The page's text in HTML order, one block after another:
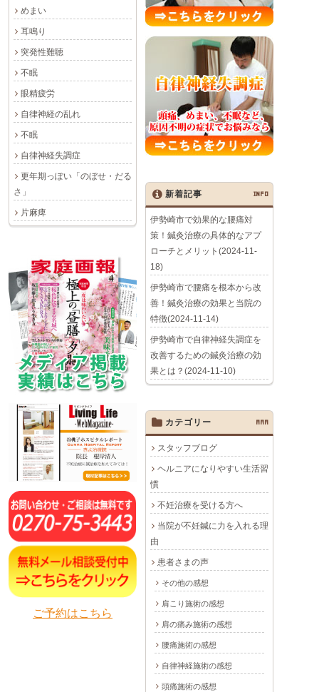
めまい
耳鳴り
突発性難聴
不眠
眼精疲労
自律神経の乱れ
不眠
自律神経失調症
更年期っぽい「のぼせ・だる
さ」
片麻痺
新着記事 INFO
伊勢崎市で効果的な腰痛対
策！鍼灸治療の具体的なアプ
ローチとメリット(2024-11-
18)
伊勢崎市で腰痛を根本から改
善！鍼灸治療の効果と当院の
特徴(2024-11-14)
伊勢崎市で自律神経失調症を
改善するための鍼灸治療の効
果とは？(2024-11-10)
ご予約はこちら
カテゴリー AAA
スタッフブログ
ヘルニアになりやすい生活習
慣
不妊治療を受ける方へ
当院が不妊鍼に力を入れる理
由
患者さまの声
その他の感想
肩こり施術の感想
肩の痛み施術の感想
腰痛施術の感想
自律神経施術の感想
頭痛施術の感想